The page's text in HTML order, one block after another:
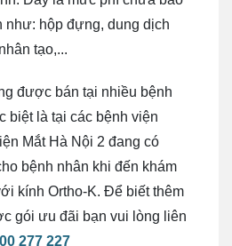
như: hộp đựng, dung dịch
tạo,...
được bán tại nhiều bệnh
biệt là tại các bệnh viện
Mắt Hà Nội 2 đang có
bệnh nhân khi đến khám
kính Ortho-K. Để biết thêm
gói ưu đãi bạn vui lòng liên
277 227